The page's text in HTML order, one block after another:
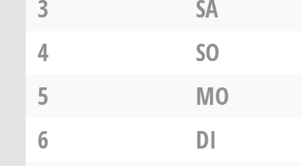
3
SA
4
SO
5
MO
6
DI